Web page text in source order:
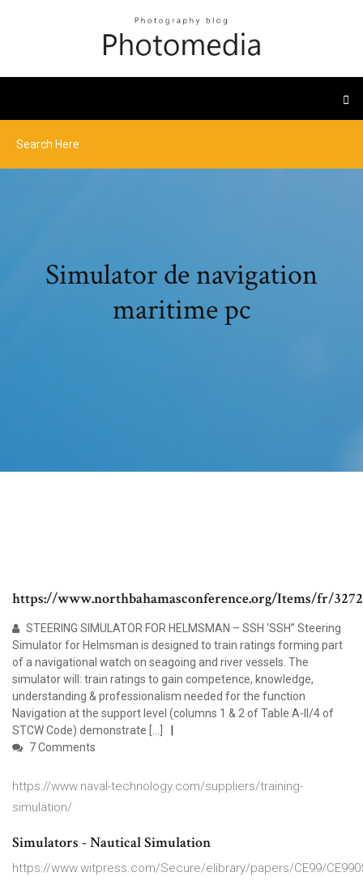
Simulator de navigation
maritime pc
https://www.northbahamasconference.org/Items/fr/
STEERING SIMULATOR FOR HELMSMAN – SSH ‘SSH” Steering
Simulator for Helmsman is designed to train ratings forming part
of a navigational watch on seagoing and river vessels. The
simulator will: train ratings to gain competence, knowledge,
understanding & professionalism needed for the function
Navigation at the support level (columns 1 & 2 of Table A-II/4 of
STCW Code) demonstrate […]
7 Comments
https://www.naval-technology.com/suppliers/training-
simulation/
Simulators - Nautical Simulation
https://www.witpress.com/Secure/elibrary/papers/CE99/